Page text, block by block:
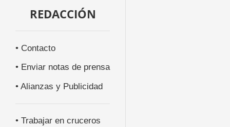
REDACCIÓN
• Contacto
• Enviar notas de prensa
• Alianzas y Publicidad
• Trabajar en cruceros